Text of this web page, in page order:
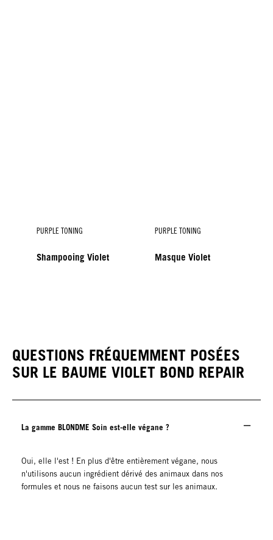
PURPLE TONING
Shampooing Violet
PURPLE TONING
Masque Violet
QUESTIONS FRÉQUEMMENT POSÉES
SUR LE BAUME VIOLET BOND REPAIR
La gamme BLONDME Soin est-elle végane ?
Oui, elle l'est ! En plus d'être entièrement végane, nous
n'utilisons aucun ingrédient dérivé des animaux dans nos
formules et nous ne faisons aucun test sur les animaux.